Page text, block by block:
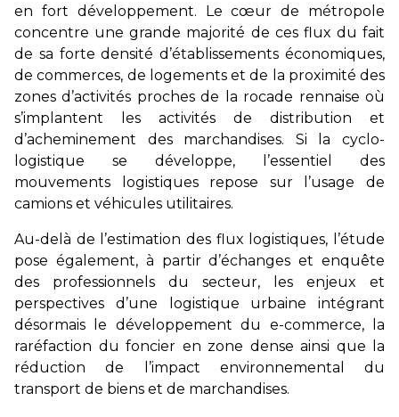
en fort développement. Le cœur de métropole
concentre une grande majorité de ces flux du fait
de sa forte densité d’établissements économiques,
de commerces, de logements et de la proximité des
zones d’activités proches de la rocade rennaise où
s’implantent les activités de distribution et
d’acheminement des marchandises. Si la cyclo-
logistique se développe, l’essentiel des
mouvements logistiques repose sur l’usage de
camions et véhicules utilitaires.
Au-delà de l’estimation des flux logistiques, l’étude
pose également, à partir d’échanges et enquête
des professionnels du secteur, les enjeux et
perspectives d’une logistique urbaine intégrant
désormais le développement du e-commerce, la
raréfaction du foncier en zone dense ainsi que la
réduction de l’impact environnemental du
transport de biens et de marchandises.